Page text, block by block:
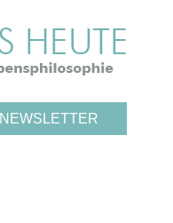
NEWSLETTER